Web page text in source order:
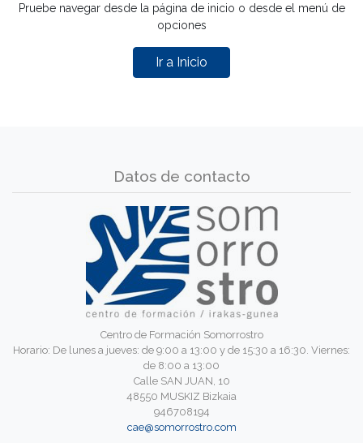
Pruebe navegar desde la página de inicio o desde el menú de
opciones
Ir a Inicio
Datos de contacto
Centro de Formación Somorrostro
Horario: De lunes a jueves: de 9:00 a 13:00 y de 15:30 a 16:30. Viernes:
de 8:00 a 13:00
Calle SAN JUAN, 10
48550 MUSKIZ Bizkaia
946708194
cae@somorrostro.com